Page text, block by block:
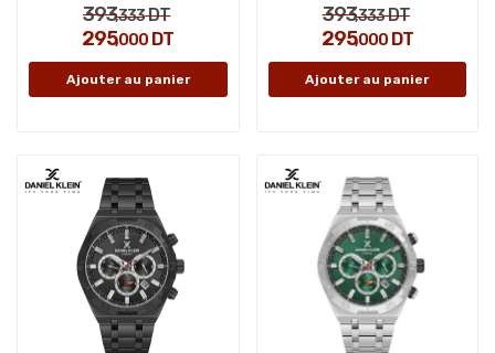
393,333DT
295,000 DT
Ajouter au panier
393,333DT
295,000DT
Ajouter au panier